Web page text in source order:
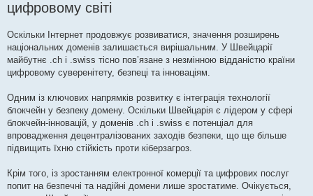
цифровому світі
Оскільки Інтернет продовжує розвиватися, значення розширень
національних доменів залишається вирішальним. У Швейцарії
майбутнє .ch і .swiss тісно пов’язане з незмінною відданістю країни
цифровому суверенітету, безпеці та інноваціям.
Одним із ключових напрямків розвитку є інтеграція технології
блокчейн у безпеку домену. Оскільки Швейцарія є лідером у сфері
блокчейн-інновацій, у доменів .ch і .swiss є потенціал для
впровадження децентралізованих заходів безпеки, що ще більше
підвищить їхню стійкість проти кіберзагроз.
Крім того, із зростанням електронної комерції та цифрових послуг
попит на безпечні та надійні домени лише зростатиме. Очікується,